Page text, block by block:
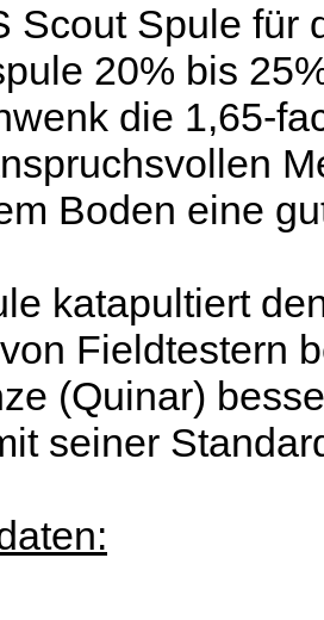
Scout Spule für
20% bis
die 1,65-
Boden eine
katapultiert
Fieldtestern
(Quinar)
seiner